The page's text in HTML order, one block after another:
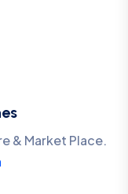
& Market Place.